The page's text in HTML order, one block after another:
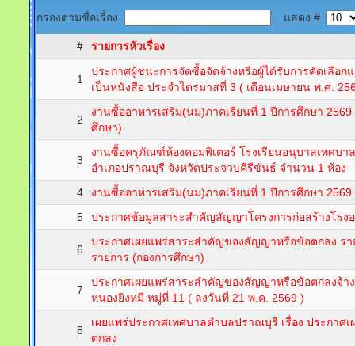
กรองตามชื่อเรื่อง แสดง #
# รายการหัวเรื่อง
1
ประกาศผู้ชนะการจัดซื้อจัดจ้างหรือผู้ได้รับการคัดเลือ
เป็นหนังสือ ประจำไตรมาสที่ 3 ( เดือนเมษายน พ.ศ.
2
งานซื้ออาหารเสริม(นม)ภาคเรียนที่ 1 ปีการศึกษา
ศึกษา)
3
งานซื้อครุภัณฑ์ห้องคอมพิเตอร์ โรงเรียนอนุบาลเทศบ
อำเภอปราณบุรี จังหวัดประจวบคีรีขันธ์ จำนวน 1 ห้อง
4
งานซื้ออาหารเสริม(นม)ภาคเรียนที่ 1 ปีการศึกษา 2569
5
ประกาศข้อมูลสาระสำคัญสัญญาโครงการก่อสร้างโรง
6
ประกาศเผยแพร่สาระสำคัญของสัญญาหรือข้อตกลง ร
รายการ (กองการศึกษา)
7
ประกาศเผยแพร่สาระสำคัญของสัญญาหรือข้อตกลงจ้า
หนองยิงหมี หมู่ที่ 11 ( ลงวันที่ 21 พ.ค. 2569 )
8
เผยแพร่ประกาศเทศบาลตำบลปราณบุรี เรื่อง ประกา
ตกลง